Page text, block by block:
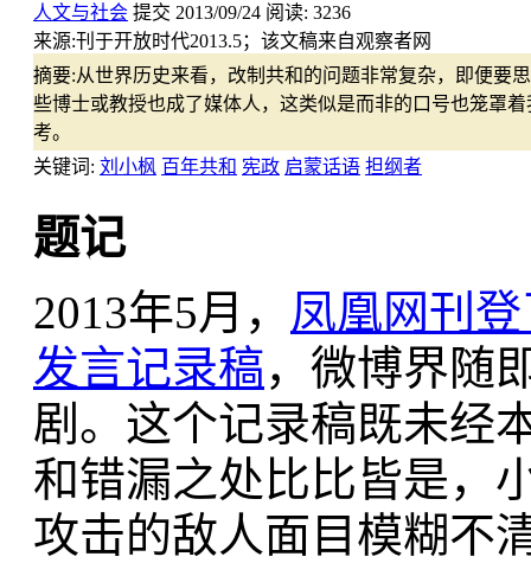
人文与社会 提交 2013/09/24 阅读: 3236
来源:刊于开放时代2013.5；该文稿来自观察者网
摘要:从世界历史来看，改制共和的问题非常复杂，即便要
些博士或教授也成了媒体人，这类似是而非的口号也笼罩
考。
关键词: 刘小枫 百年共和 宪政 启蒙话语 担纲者
题记
2013年5月， 凤凰网刊
发言记录稿，微博界随
剧。这个记录稿既未经
和错漏之处比比皆是，
攻击的敌人面目模糊不